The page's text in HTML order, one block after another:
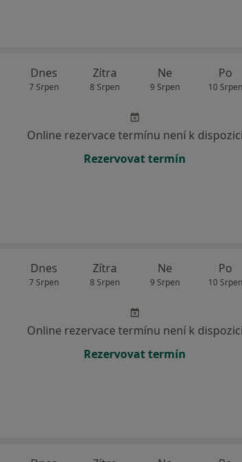
Dnes
7 Srpen
Zítra
8 Srpen
Ne
9 Srpen
Po
10 Srpen
Online rezervace termínu není k dispozici
Rezervovat termín
Dnes
7 Srpen
Zítra
8 Srpen
Ne
9 Srpen
Po
10 Srpen
Online rezervace termínu není k dispozici
Rezervovat termín